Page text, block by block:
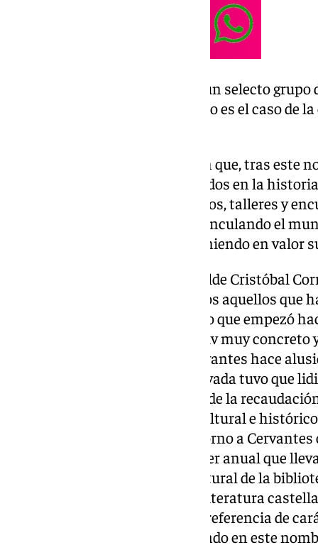
De esta forma, Teba se suma a un selecto
la vida y obra de Cervantes, como es el caso de
Desde el Ayuntamiento señalan que, tras este
atrayendo a visitantes interesados en la
cervantinas, potenciaran eventos, talleres y
Cervantes, así como seguirán vinculando el
fortaleciendo su identidad y poniendo en valor
Desde el Ayuntamiento, su alcalde Cristóbal
medio su agradecimiento a todos aquellos que
una continuación de un proceso que empezó
finalidad. Esto tiene un leitmotiv muy concreto
Cortadillo» concretamente Cervantes hace
de Murcia, ya que en su vida privada tuvo que
nuestro municipio con el tema de la
añadido que «supone un hito cultural e
apostando por la cultura y en torno a
certámenes literarios de carácter anual que
El Quijote; y toda la política cultural de la
magnifico representante de la literatura
su figura, uno de los autores de referencia de
contentos que se haya fructificado en este